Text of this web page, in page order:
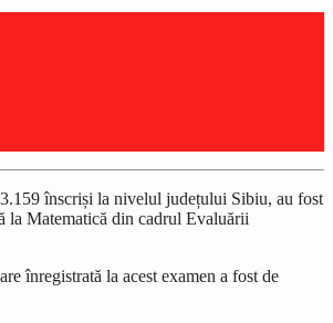
înscriși la nivelul județului Sibiu, au fost
la Matematică din cadrul Evaluării
înregistrată la acest examen a fost de